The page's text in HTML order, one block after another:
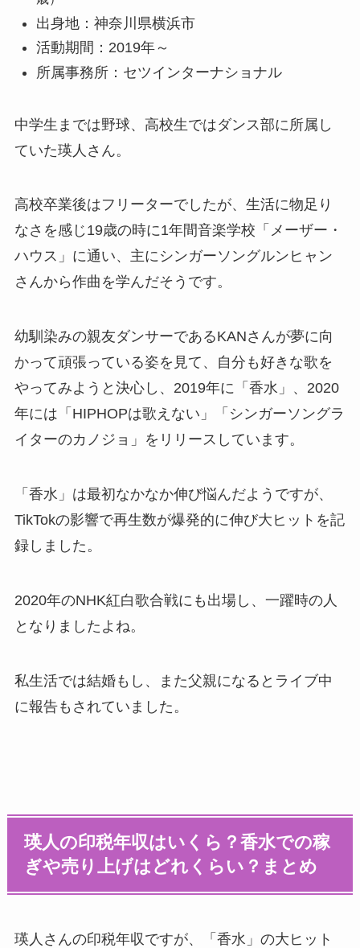
出身地：神奈川県横浜市
活動期間：2019年～
所属事務所：セツインターナショナル
中学生までは野球、高校生ではダンス部に所属し
ていた瑛人さん。
高校卒業後はフリーターでしたが、生活に物足り
なさを感じ19歳の時に1年間音楽学校「メーザー・
ハウス」に通い、主にシンガーソングルンヒャン
さんから作曲を学んだそうです。
幼馴染みの親友ダンサーであるKANさんが夢に向
かって頑張っている姿を見て、自分も好きな歌を
やってみようと決心し、2019年に「香水」、2020
年には「HIPHOPは歌えない」「シンガーソングラ
イターのカノジョ」をリリースしています。
「香水」は最初なかなか伸び悩んだようですが、
TikTokの影響で再生数が爆発的に伸び大ヒットを記
録しました。
2020年のNHK紅白歌合戦にも出場し、一躍時の人
となりましたよね。
私生活では結婚もし、また父親になるとライブ中
に報告もされていました。
瑛人の印税年収はいくら？香水での稼
ぎや売り上げはどれくらい？まとめ
瑛人さんの印税年収ですが、「香水」の大ヒット